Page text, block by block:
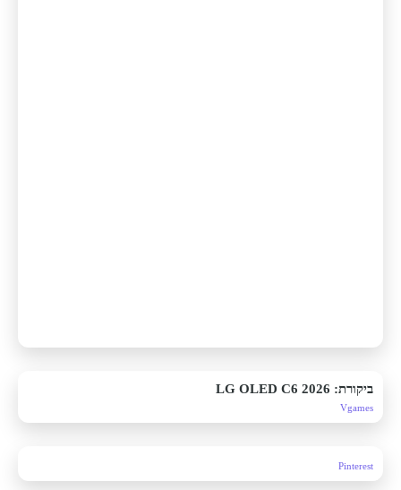
ביקורת: LG OLED C6 2026
Vgames
Pinterest